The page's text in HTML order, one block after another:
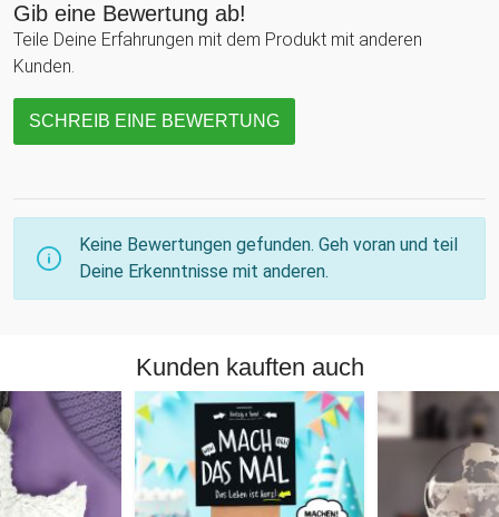
Gib eine Bewertung ab!
Teile Deine Erfahrungen mit dem Produkt mit anderen
Kunden.
SCHREIB EINE BEWERTUNG
Keine Bewertungen gefunden. Geh voran und teil
Deine Erkenntnisse mit anderen.
Kunden kauften auch